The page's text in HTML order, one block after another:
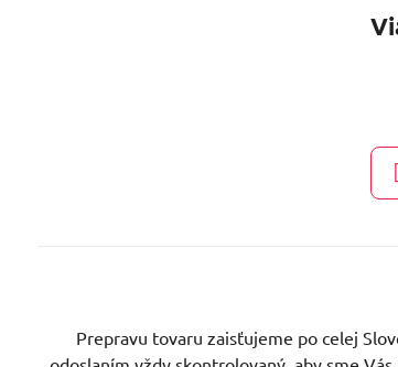
Prepravu tovaru zaisťujeme po celej